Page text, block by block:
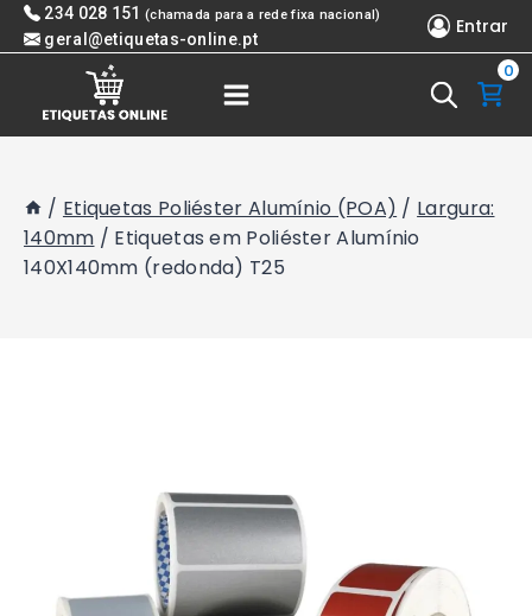
Skip 234 028 151 (chamada para a rede fixa nacional)
geral@etiquetas-online.pt
Entrar
0
/ Etiquetas Poliéster Alumínio (POA) / Largura:
140mm / Etiquetas em Poliéster Alumínio
140X140mm (redonda) T25